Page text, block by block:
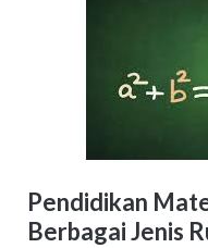
Pendidikan
Berbagai Jenis